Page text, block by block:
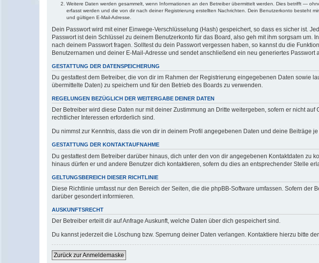
Weitere Daten werden gesammelt, wenn Informationen an den Betreiber übermittelt werden. Dies betrifft —
erfasst werden und die von dir nach deiner Registrierung erstellten Nachrichten. Dein Benutzerkonto besteht
und gültigen E-Mail-Adresse.
Dein Passwort wird mit einer Einwege-Verschlüsselung (Hash) gespeichert, so dass es sicher ist.
Passwort ist dein Schlüssel zu deinem Benutzerkonto für das Board, also geh mit ihm sorgsam
nach deinem Passwort fragen. Solltest du dein Passwort vergessen haben, so kannst du die
Benutzernamen und deiner E-Mail-Adresse und sendet anschließend ein neu generiertes Passwort
GESTATTUNG DER DATENSPEICHERUNG
Du gestattest dem Betreiber, die von dir im Rahmen der Registrierung eingegebenen Daten sowie
übermittelte Daten) zu speichern und für den Betrieb des Boards zu verwenden.
REGELUNGEN BEZÜGLICH DER WEITERGABE DEINER DATEN
Der Betreiber wird diese Daten nur mit deiner Zustimmung an Dritte weitergeben, sofern er nicht
rechtlicher Interessen erforderlich sind.
Du nimmst zur Kenntnis, dass die von dir in deinem Profil angegebenen Daten und deine Beiträge
GESTATTUNG DER KONTAKTAUFNAHME
Du gestattest dem Betreiber darüber hinaus, dich unter den von dir angegebenen Kontaktdaten zu
hinaus dürfen er und andere Benutzer dich kontaktieren, sofern du dies an entsprechender Stelle
GELTUNGSBEREICH DIESER RICHTLINIE
Diese Richtlinie umfasst nur den Bereich der Seiten, die die phpBB-Software umfassen. Sofern
darüber gesondert informieren.
AUSKUNFTSRECHT
Der Betreiber erteilt dir auf Anfrage Auskunft, welche Daten über dich gespeichert sind.
Du kannst jederzeit die Löschung bzw. Sperrung deiner Daten verlangen. Kontaktiere hierzu bitte
Zurück zur Anmeldemaske